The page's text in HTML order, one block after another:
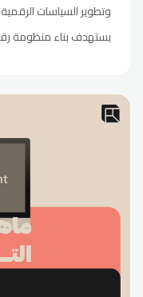
وتطوير السياسات
يستهدف بناء منظومة